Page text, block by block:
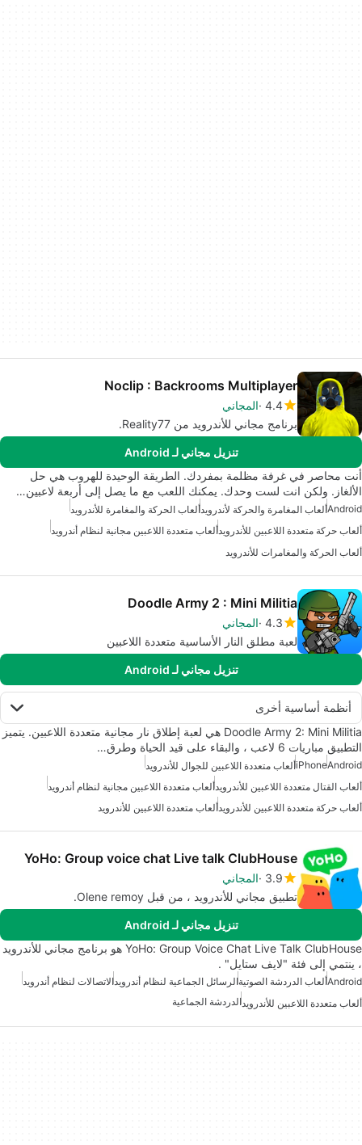
Noclip : Backrooms Multiplayer
4.4 المجاني
برنامج مجاني للأندرويد من Reality77.
تنزيل مجاني لـ Android
أنت محاصر في غرفة مظلمة بمفردك. الطريقة الوحيدة للهروب هي حل
الألغاز. ولكن انت لست وحدك. يمكنك اللعب مع ما يصل إلى أربعة لاعبين…
Androidألعاب المغامرة والحركة لأندرويدألعاب الحركة والمغامرة للأندرويد
ألعاب حركة متعددة اللاعبين للأندرويدألعاب متعددة اللاعبين مجانية لنظام أندرويد
ألعاب الحركة والمغامرات للأندرويد
Doodle Army 2 : Mini Militia
4.3 المجاني
لعبة مطلق النار الأساسية متعددة اللاعبين
تنزيل مجاني لـ Android
أنظمة أساسية أخرى
Doodle Army 2: Mini Militia هي لعبة إطلاق نار مجانية متعددة اللاعبين. يتميز
التطبيق مباريات 6 لاعب ، والبقاء على قيد الحياة وطرق…
Android
iPhoneألعاب متعددة اللاعبين للجوال للأندرويد
ألعاب القتال متعددة اللاعبين للأندرويدألعاب متعددة اللاعبين مجانية لنظام أندرويد
ألعاب حركة متعددة اللاعبين للأندرويدألعاب متعددة اللاعبين للأندرويد
YoHo: Group voice chat Live talk ClubHouse
3.9 المجاني
تطبيق مجاني للأندرويد ، من قبل Olene remoy.
تنزيل مجاني لـ Android
YoHo: Group Voice Chat Live Talk ClubHouse هو برنامج مجاني للأندرويد
، ينتمي إلى فئة "لايف ستايل" .
Androidألعاب الدردشة الصوتيةالرسائل الجماعية لنظام أندرويدالاتصالات لنظام أندرويد
ألعاب متعددة اللاعبين للأندرويدالدردشة الجماعية